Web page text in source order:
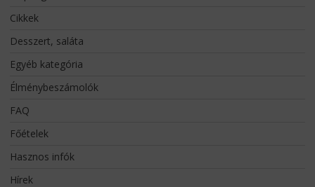
Cikkek
Desszert, saláta
Egyéb kategória
Élménybeszámolók
FAQ
Főételek
Hasznos infók
Hírek